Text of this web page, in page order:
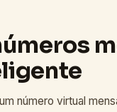
número virtual